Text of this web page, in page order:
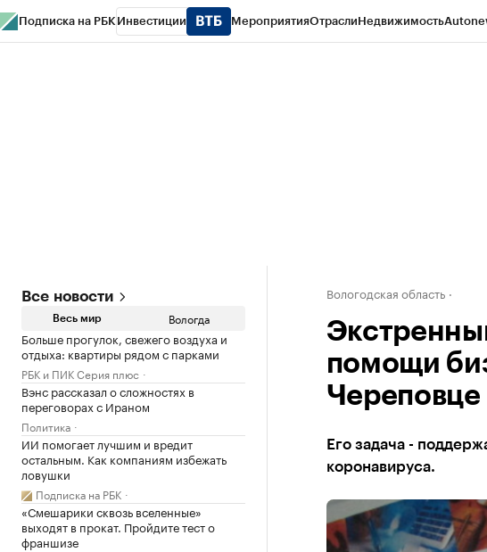
Подписка на РБК Инвестиции МероприятияОтраслиНедвижимость
Все новости
Весь мир Вологда
Больше прогулок, свежего воздуха и
отдыха: квартиры рядом с парками
РБК и ПИК Серия плюс
Вэнс рассказал о сложностях в
переговорах с Ираном
Политика
ИИ помогает лучшим и вредит
остальным. Как компаниям избежать
ловушки
Подписка на РБК
«Смешарики сквозь вселенные»
выходят в прокат. Пройдите тест о
франшизе
Вологодская область
помощи
Череповце
Его задача -
коронавируса.